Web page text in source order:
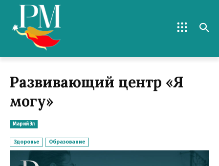
Развивающий центр «Я
могу»
Марий Эл
Здоровье Образование